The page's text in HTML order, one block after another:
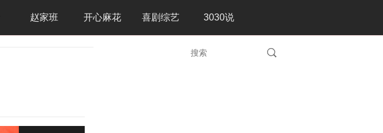
赵家班 开心麻花 喜剧综艺 3030说